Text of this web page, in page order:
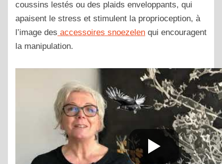
coussins lestés ou des plaids enveloppants, qui
apaisent le stress et stimulent la proprioception, à
l’image des accessoires snoezelen qui encouragent
la manipulation.